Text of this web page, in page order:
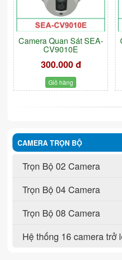
Camera Quan Sát SEA-
CV9010E
300.000 đ
Giỏ hàng
CAMERA TRỌN BỘ
Trọn Bộ 02 Camera
Trọn Bộ 04 Camera
Trọn Bộ 08 Camera
Hệ thống 16 camera trở